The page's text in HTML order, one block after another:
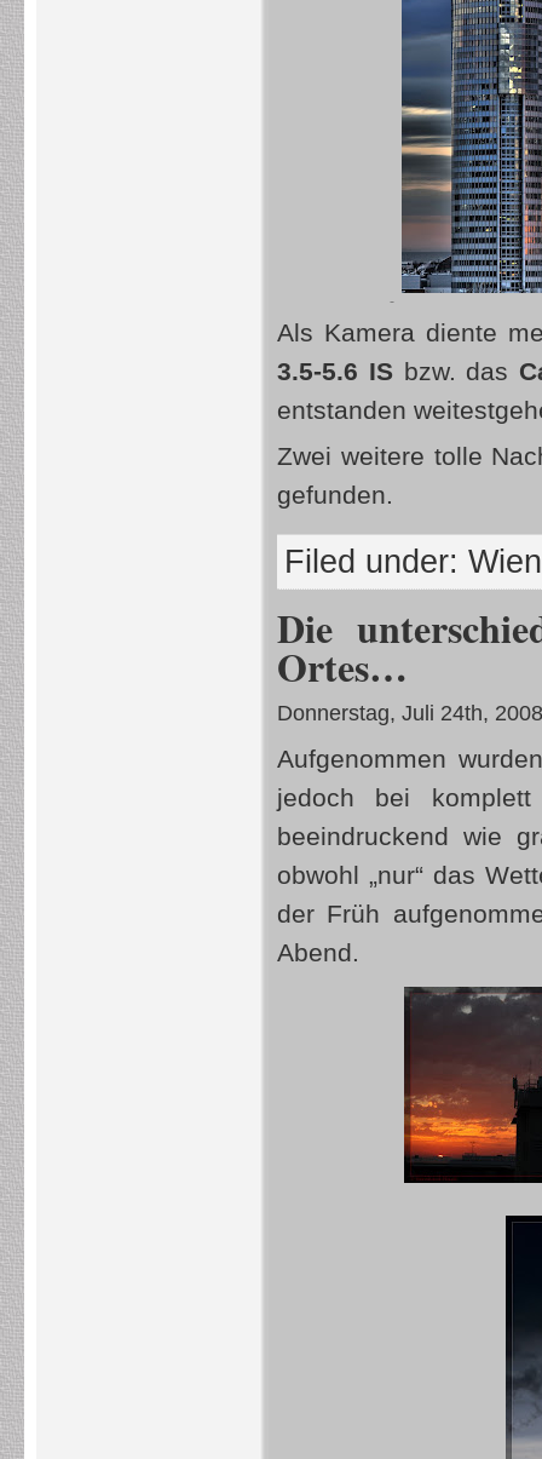
Als Kamera diente
3.5-5.6 IS bzw. das
entstanden
Zwei weitere tolle
gefunden.
Filed under: Wien
Die
Ortes…
Donnerstag, Juli 24th, 2008
Aufgenommen
jedoch bei
beeindruckend wie
obwohl „nur“ das
der Früh
Abend.